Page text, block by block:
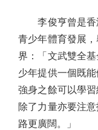
李俊亨曾是香
青少年體育發展
界：「文武雙全
少年提供一個既
強身之餘可以學
除了力量亦要注
路更廣闊。」